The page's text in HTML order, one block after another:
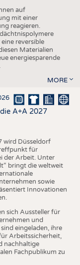
auf
mit einer
reagieren.
reversible
Materialien
energiesparende
MORE
A+A 2027
wird Düsseldorf
für
der Arbeit. Unter
bringt die weltweit
sowie
Innovationen
sich Aussteller für
und
eingeladen, ihre
Arbeitssicherheit,
nachhaltige
Fachpublikum zu